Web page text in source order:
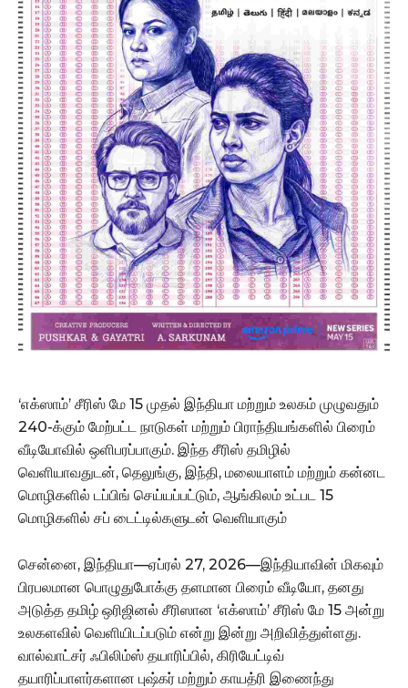
‘எக்ஸாம்’ சீரிஸ் மே 15 முதல் இந்தியா மற்றும் உலகம் முழுவதும்
240-க்கும் மேற்பட்ட நாடுகள் மற்றும் பிராந்தியங்களில் பிரைம்
வீடியோவில் ஒளிபரப்பாகும். இந்த சீரிஸ் தமிழில்
வெளியாவதுடன், தெலுங்கு, இந்தி, மலையாளம் மற்றும் கன்னட
மொழிகளில் டப்பிங் செய்யப்பட்டும், ஆங்கிலம் உட்பட 15
மொழிகளில் சப் டைட்டில்களுடன் வெளியாகும்
சென்னை, இந்தியா—ஏப்ரல் 27, 2026—இந்தியாவின் மிகவும்
பிரபலமான பொழுதுபோக்கு தளமான பிரைம் வீடியோ, தனது
அடுத்த தமிழ் ஒரிஜினல் சீரிஸான ‘எக்ஸாம்’ சீரிஸ் மே 15 அன்று
உலகளவில் வெளியிடப்படும் என்று இன்று அறிவித்துள்ளது.
வால்வாட்சர் ஃபிலிம்ஸ் தயாரிப்பில், கிரியேட்டிவ்
தயாரிப்பாளர்களான புஷ்கர் மற்றும் காயத்ரி இணைந்து